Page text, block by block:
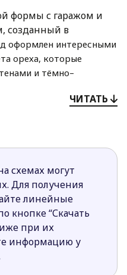
формы с гаражом и
созданный в
оформлен интересными
ореха, которые
и тёмно–
проход в
техническое
светом,
расположенной в
кладовка).
есть общий санузел
с собственной
три спальни
кабинет и большая
места и для
ЧИТАТЬ
схемах могут
Для получения
линейные
кнопке “Скачать
при их
информацию у